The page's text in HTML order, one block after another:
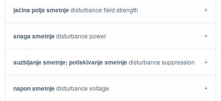
jačina polja smetnjedisturbance field strength
snaga smetnjedisturbance power
suzbijanje smetnje; potiskivanje smetnjedisturbance suppression
napon smetnjedisturbance voltage